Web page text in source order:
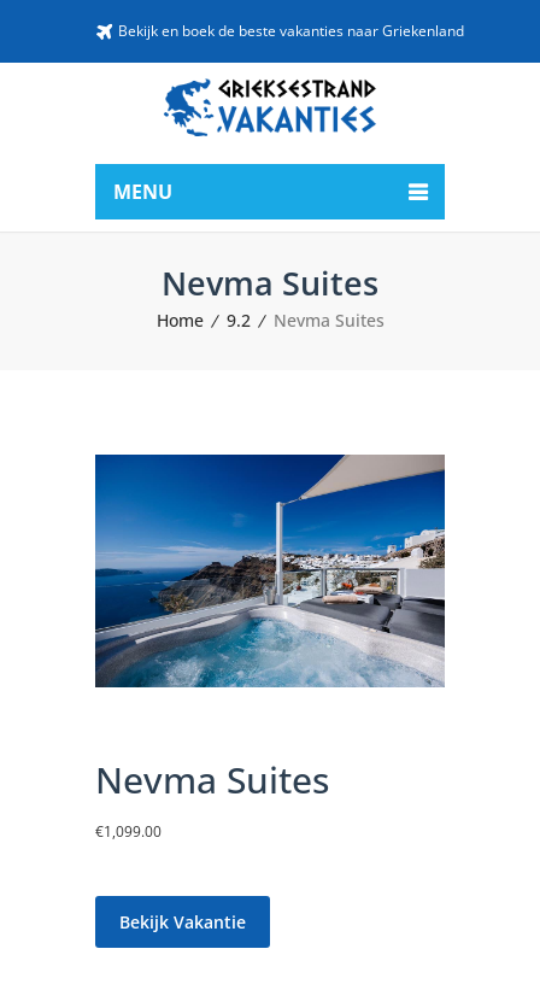
Bekijk en boek de beste vakanties naar Griekenland
MENU
Nevma Suites
Home 9.2 Nevma Suites
Nevma Suites
€1,099.00
Bekijk Vakantie